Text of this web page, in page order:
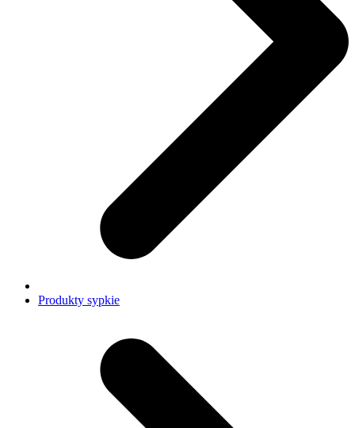
Produkty sypkie